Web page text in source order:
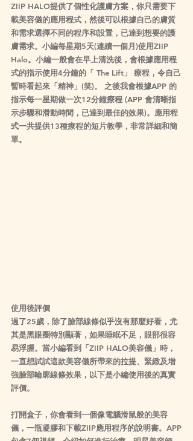
ZIIP HALO提供了個性化護膚方案，你只需要下
載美容儀的應用程式，然後可以根據自己的膚質
和需求選擇不同的程序和設置，已達到想要的護
膚需求。小編每星期5天(連續一個月)使用ZIIP
Halo。小編一般會在早上清洗後，會根據應用程
式的指示使用4分鐘的「 The Lift」 療程，令自己
暫時看起來「精神」(笑)。 之後我會根據APP 的
指示每一星期做一次12分鐘療程 (APP 會清晰指
示步驟和滑動時間，已達到最佳的效果)。應用程
式一共提供13種療程的短片教學，非常詳細和簡
單。
使用後評價
過了25歲，除了臉部線條似乎沒有那麼好看，尤
其是黑眼圈特別顯著，如果睡眠不足，眼部很容
易浮腫。當小編看到「ZIIP HALO美容儀」時，
一直想試試這款美容儀所帶來的拉提、緊緻及增
強臉部輪廓線條效果，以下是小編使用後的真實
評價。
打開盒子，你會看到一個像電腦滑鼠般的美容
儀，一瓶凝膠和下載ZIIP應用程序的說明書。APP